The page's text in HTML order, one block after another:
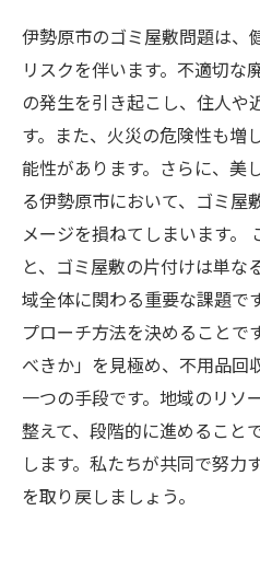
伊勢原市のゴミ屋敷問題は、
リスクを伴います。不適切な
の発生を引き起こし、住人や
す。また、火災の危険性も増
能性があります。さらに、美
る伊勢原市において、ゴミ屋
メージを損ねてしまいます。
と、ゴミ屋敷の片付けは単な
域全体に関わる重要な課題で
プローチ方法を決めることで
べきか」を見極め、不用品回
一つの手段です。地域のリソ
整えて、段階的に進めること
します。私たちが共同で努力
を取り戻しましょう。